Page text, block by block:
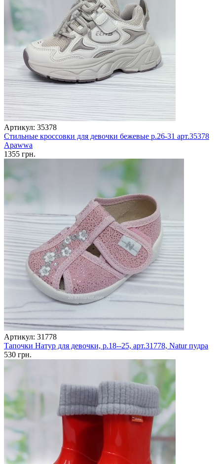
Артикул: 35378
Стильные кроссовки для девочки бежевые р.26-31 арт.35378
Apawwa
1355 грн.
Артикул: 31778
Тапочки Натур для девочки, р.18--25, арт.31778, Natur пудра
530 грн.